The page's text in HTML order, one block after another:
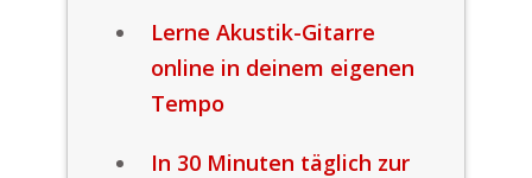
Lerne Akustik-Gitarre
online in deinem eigenen
Tempo
In 30 Minuten täglich zur